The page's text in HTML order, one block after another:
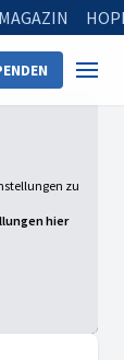
MAGAZIN
Labor
zu
hier